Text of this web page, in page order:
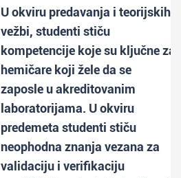
U okviru predavanja i teorijskih
vežbi, studenti stiču
kompetencije koje su ključne za
hemičare koji žele da se
zaposle u akreditovanim
laboratorijama. U okviru
predemeta studenti stiču
neophodna znanja vezana za
validaciju i verifikaciju